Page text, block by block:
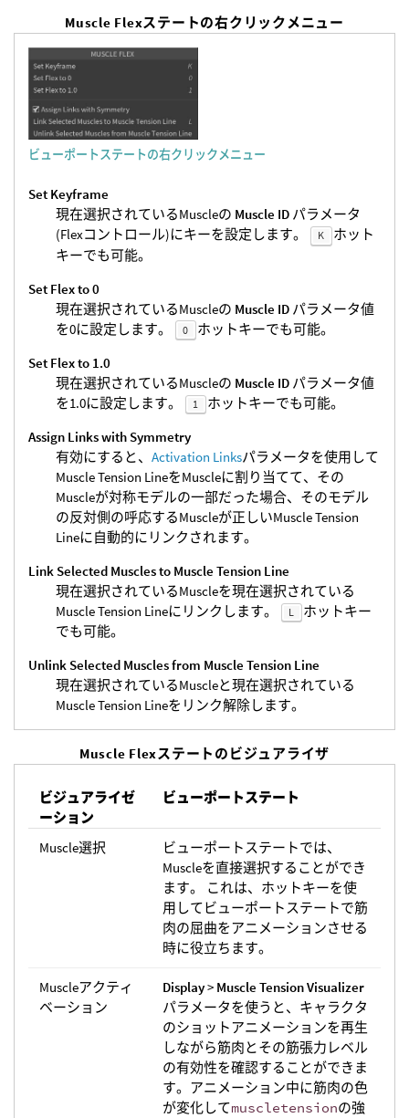
Muscle Flexステートの右クリックメニュー
ビューポートステートの右クリックメニュー
Set Keyframe
現在選択されているMuscleの Muscle ID パラメータ
(Flexコントロール)にキーを設定します。
K
ホット
キーでも可能。
Set Flex to 0
現在選択されているMuscleの Muscle ID パラメータ値
を0に設定します。
0
ホットキーでも可能。
Set Flex to 1.0
現在選択されているMuscleの Muscle ID パラメータ値
を1.0に設定します。
1
ホットキーでも可能。
Assign Links with Symmetry
有効にすると、 Activation Linksパラメータを使用して
Muscle Tension LineをMuscleに割り当てて、その
Muscleが対称モデルの一部だった場合、そのモデル
の反対側の呼応するMuscleが正しいMuscle Tension
Lineに自動的にリンクされます。
Link Selected Muscles to Muscle Tension Line
現在選択されているMuscleを現在選択されている
Muscle Tension Lineにリンクします。
L
ホットキー
でも可能。
Unlink Selected Muscles from Muscle Tension Line
現在選択されているMuscleと現在選択されている
Muscle Tension Lineをリンク解除します。
Muscle Flexステートのビジュアライザ
ビジュアライゼ
ーション
ビューポートステート
Muscle選択
ビューポートステートでは、
Muscleを直接選択することができ
ます。 これは、ホットキーを使
用してビューポートステートで筋
肉の屈曲をアニメーションさせる
時に役立ちます。
Muscleアクティ
ベーション
Display> Muscle Tension Visualizer
パラメータを使うと、キャラクタ
のショットアニメーションを再生
しながら筋肉とその筋張力レベル
の有効性を確認することができま
す。アニメーション中に筋肉の色
が変化してmuscletensionの強